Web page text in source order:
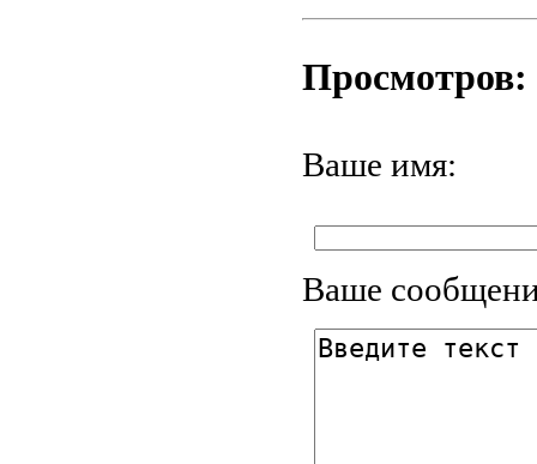
Просмотров:
Ваше имя:
Ваше